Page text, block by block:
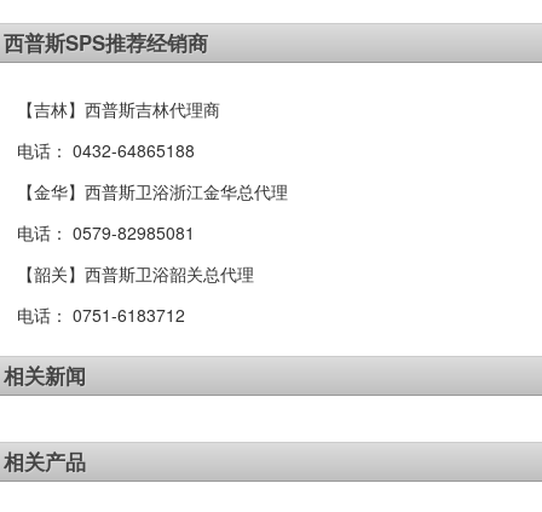
西普斯SPS推荐经销商
【吉林】西普斯吉林代理商
电话： 0432-64865188
【金华】西普斯卫浴浙江金华总代理
电话： 0579-82985081
【韶关】西普斯卫浴韶关总代理
电话： 0751-6183712
相关新闻
相关产品